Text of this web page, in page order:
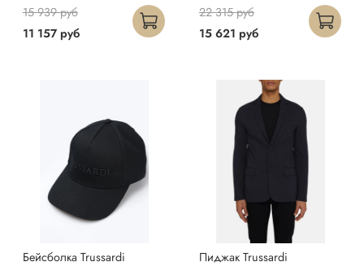
11 157 руб
15 939 руб
15 621 руб
22 315 руб
Бейсболка Trussardi Пиджак Trussardi